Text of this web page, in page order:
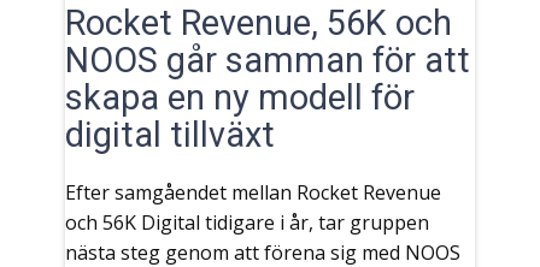
Rocket Revenue, 56K och
NOOS går samman för att
skapa en ny modell för
digital tillväxt
Efter samgåendet mellan Rocket Revenue
och 56K Digital tidigare i år, tar gruppen
nästa steg genom att förena sig med NOOS